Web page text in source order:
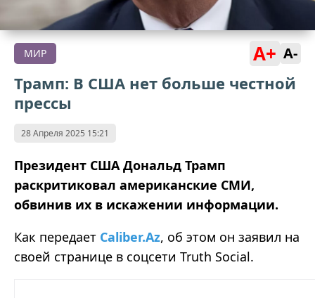
МИР A+ A-
Трамп: В США нет больше честной
прессы
28 Апреля 2025 15:21
Президент США Дональд Трамп
раскритиковал американские СМИ,
обвинив их в искажении информации.
Как передает Caliber.Az, об этом он заявил на
своей странице в соцсети Truth Social.